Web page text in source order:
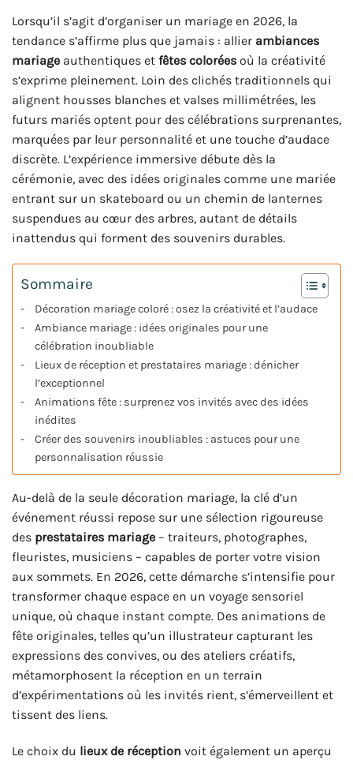
Lorsqu’il s’agit d’organiser un mariage en 2026, la
tendance s’affirme plus que jamais : allier ambiances
mariage authentiques et fêtes colorées où la créativité
s’exprime pleinement. Loin des clichés traditionnels qui
alignent housses blanches et valses millimétrées, les
futurs mariés optent pour des célébrations surprenantes,
marquées par leur personnalité et une touche d’audace
discrète. L’expérience immersive débute dès la
cérémonie, avec des idées originales comme une mariée
entrant sur un skateboard ou un chemin de lanternes
suspendues au cœur des arbres, autant de détails
inattendus qui forment des souvenirs durables.
Sommaire
Décoration mariage coloré : osez la créativité et l’audace
Ambiance mariage : idées originales pour une
célébration inoubliable
Lieux de réception et prestataires mariage : dénicher
l’exceptionnel
Animations fête : surprenez vos invités avec des idées
inédites
Créer des souvenirs inoubliables : astuces pour une
personnalisation réussie
Au-delà de la seule décoration mariage, la clé d’un
événement réussi repose sur une sélection rigoureuse
des prestataires mariage – traiteurs, photographes,
fleuristes, musiciens – capables de porter votre vision
aux sommets. En 2026, cette démarche s’intensifie pour
transformer chaque espace en un voyage sensoriel
unique, où chaque instant compte. Des animations de
fête originales, telles qu’un illustrateur capturant les
expressions des convives, ou des ateliers créatifs,
métamorphosent la réception en un terrain
d’expérimentations où les invités rient, s’émerveillent et
tissent des liens.
Le choix du lieux de réception voit également un aperçu